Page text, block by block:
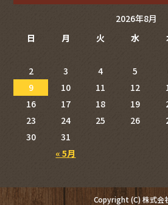
2026年8月
日
月 火 水
« 5月
2
3 4 5
9
10 11 12
16
17 18 19
23
24 25 26
30
31
Copyright (C) 株式会